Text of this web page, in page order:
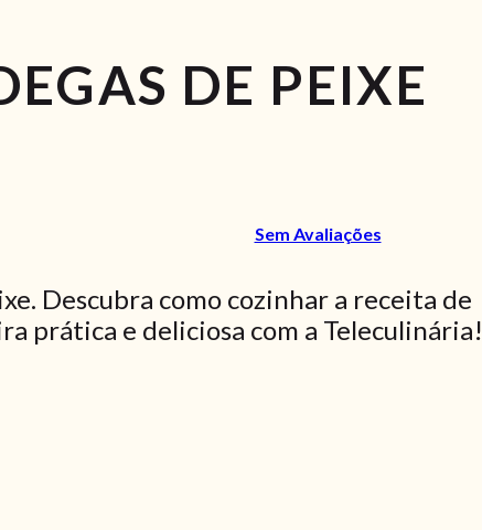
DE PEIXE
Sem Avaliações
Descubra como cozinhar a receita de
prática e deliciosa com a Teleculinária!